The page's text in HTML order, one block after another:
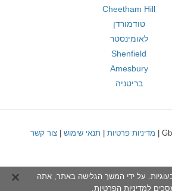
Cheetham Hill
טודמורדן
לאומינסטר
Shenfield
Amesbury
בריטניה
מדיניות פרטיות תנאי שימוש צור קשר
על ידי המשך הגלישה באתר, אתה
למדיניות הפרטיות.